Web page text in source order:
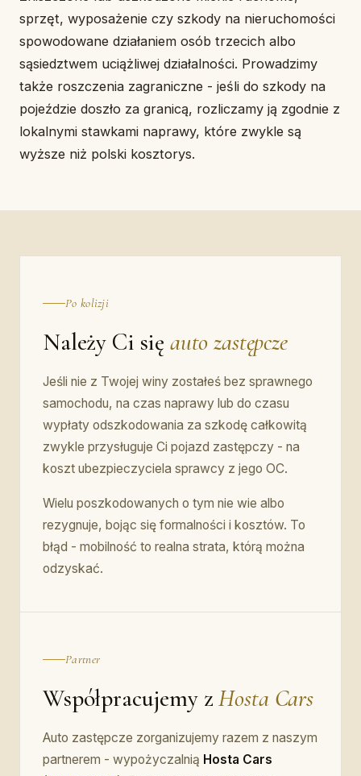
sprzęt, wyposażenie czy szkody na nieruchomości
spowodowane działaniem osób trzecich albo
sąsiedztwem uciążliwej działalności. Prowadzimy
także roszczenia zagraniczne - jeśli do szkody na
pojeździe doszło za granicą, rozliczamy ją zgodnie z
lokalnymi stawkami naprawy, które zwykle są
wyższe niż polski kosztorys.
Po kolizji
Należy Ci się auto zastępcze
Jeśli nie z Twojej winy zostałeś bez sprawnego
samochodu, na czas naprawy lub do czasu
wypłaty odszkodowania za szkodę całkowitą
zwykle przysługuje Ci pojazd zastępczy - na
koszt ubezpieczyciela sprawcy z jego OC.
Wielu poszkodowanych o tym nie wie albo
rezygnuje, bojąc się formalności i kosztów. To
błąd - mobilność to realna strata, którą można
odzyskać.
Partner
Współpracujemy zHosta Cars
Auto zastępcze zorganizujemy razem z naszym
partnerem - wypożyczalnią Hosta Cars